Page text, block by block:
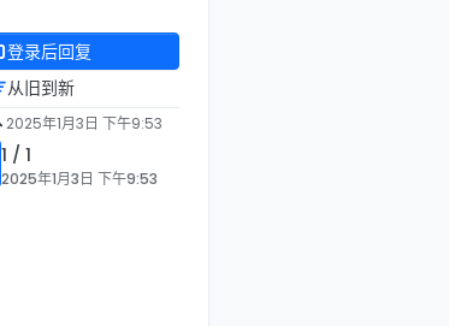
登录后回复
从旧到新
2025年1月3日 下午9:53
1 / 1
2025年1月3日 下午9:53